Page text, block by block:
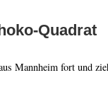
Quadrat
Mannheim fort und